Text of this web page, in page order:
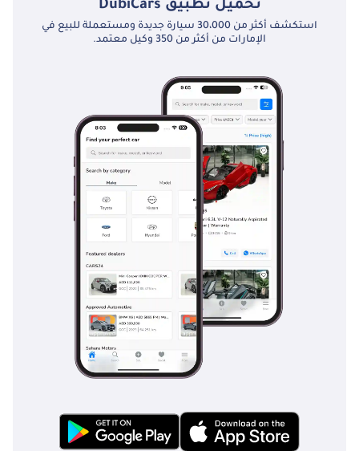
تحميل تطبيق DubiCars
استكشف أكثر من 30،000 سيارة جديدة ومستعملة للبيع في
الإمارات من أكثر من 350 وكيل معتمد.